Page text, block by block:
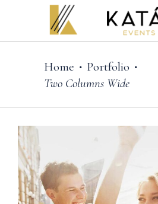
Home • Portfolio •
Two Columns Wide